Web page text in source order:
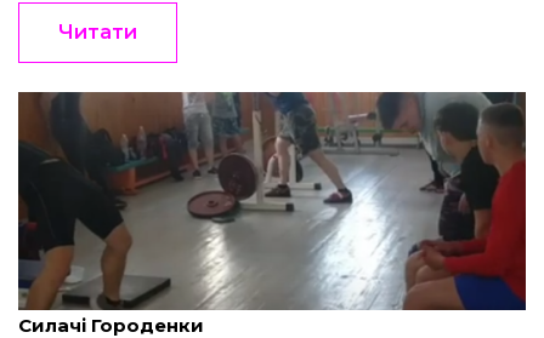
Читати
Редакція "Край" Червень 8, 2022
Силачі Городенки